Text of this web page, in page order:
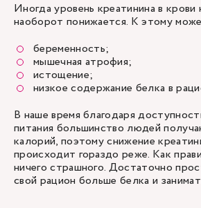
Иногда уровень креатинина в крови
наоборот понижается. К этому
беременность;
мышечная атрофия;
истощение;
низкое содержание белка в
В наше время благодаря
питания большинство людей
калорий, поэтому снижение
происходит гораздо реже. Как
ничего страшного. Достаточно
свой рацион больше белка и